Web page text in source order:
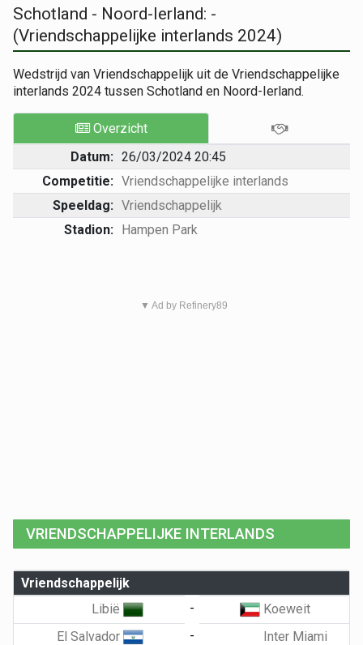
Schotland - Noord-Ierland: -
(Vriendschappelijke interlands 2024)
Wedstrijd van Vriendschappelijk uit de Vriendschappelijke
interlands 2024 tussen Schotland en Noord-Ierland.
Overzicht
Datum: 26/03/2024 20:45
Competitie: Vriendschappelijke interlands
Speeldag: Vriendschappelijk
Stadion: Hampen Park
▼ Ad by Refinery89
VRIENDSCHAPPELIJKE INTERLANDS
Vriendschappelijk
Libië
-
Koeweit
El Salvador
-
Inter Miami